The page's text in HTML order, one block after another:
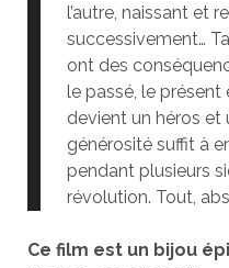
l’autre, naissant et
successivement…
ont des
le passé, le présent
devient un héros et
générosité suffit à
pendant plusieurs
révolution. Tout,
Ce film est un bijou